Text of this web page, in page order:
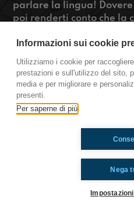
parlare la lingua!
poi renderti conto che la
solo in ceco. Ma che per
è pronta a farti un corso
#OkkinSu
Praga
Ti è piaciuto?
Informazioni sui cookie
Utilizziamo i cookie per
prestazioni e sull'utilizzo del sito,
media e per migliorare e
presenti.
Per saperne di più
Nega